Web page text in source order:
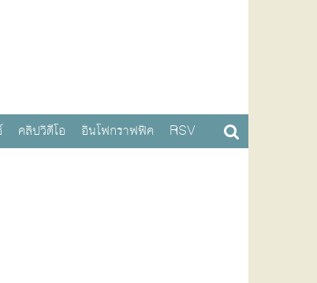
คลิปวิดีโอ อินโฟกราฟฟิค RSV